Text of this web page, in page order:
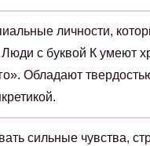
личности,
с буквой К умеют
Обладают
сильные чувства,